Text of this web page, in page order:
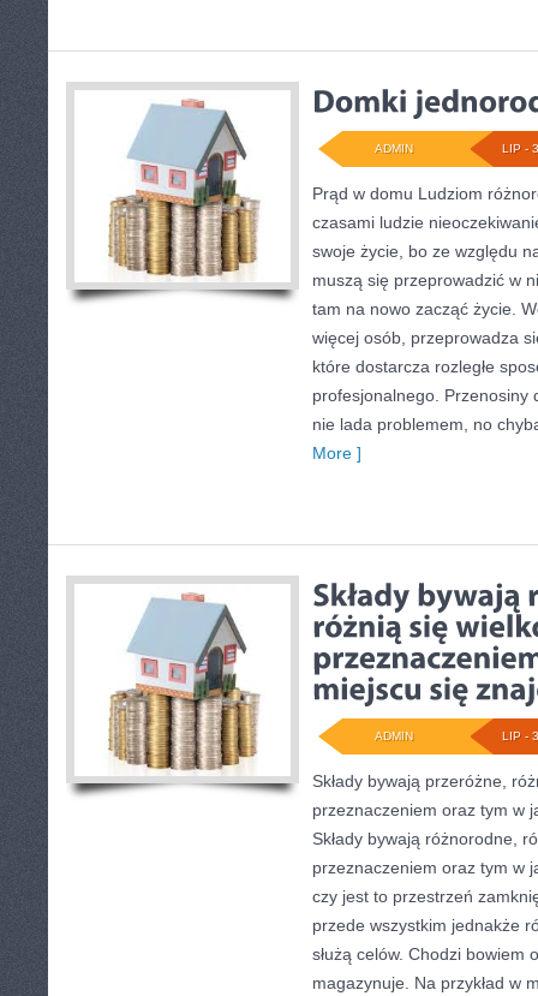
LIP -
ADMIN
Prąd w domu Ludziom
czasami ludzie
swoje życie, bo ze względu
muszą się przeprowadzić w
tam na nowo zacząć życie.
więcej osób, przeprowadza
które dostarcza rozległe
profesjonalnego. Przenosiny
nie lada problemem, no
More ]
LIP -
ADMIN
Składy bywają przeróżne,
przeznaczeniem oraz tym w
Składy bywają różnorodne,
przeznaczeniem oraz tym w
czy jest to przestrzeń
przede wszystkim jednakże
służą celów. Chodzi bowiem
magazynuje. Na przykład w